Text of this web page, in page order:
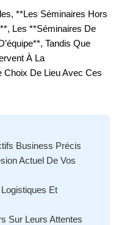
**les Séminaires Hors
Les **séminaires De
Tandis Que
À La
Choix De Lieu Avec Ces
Business Précis
Actuel De Vos
Et
Sur Leurs Attentes